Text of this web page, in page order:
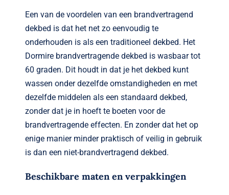
Een van de voordelen van een brandvertragend
dekbed is dat het net zo eenvoudig te
onderhouden is als een traditioneel dekbed. Het
Dormire brandvertragende dekbed is wasbaar tot
60 graden. Dit houdt in dat je het dekbed kunt
wassen onder dezelfde omstandigheden en met
dezelfde middelen als een standaard dekbed,
zonder dat je in hoeft te boeten voor de
brandvertragende effecten. En zonder dat het op
enige manier minder praktisch of veilig in gebruik
is dan een niet-brandvertragend dekbed.
Beschikbare maten en verpakkingen